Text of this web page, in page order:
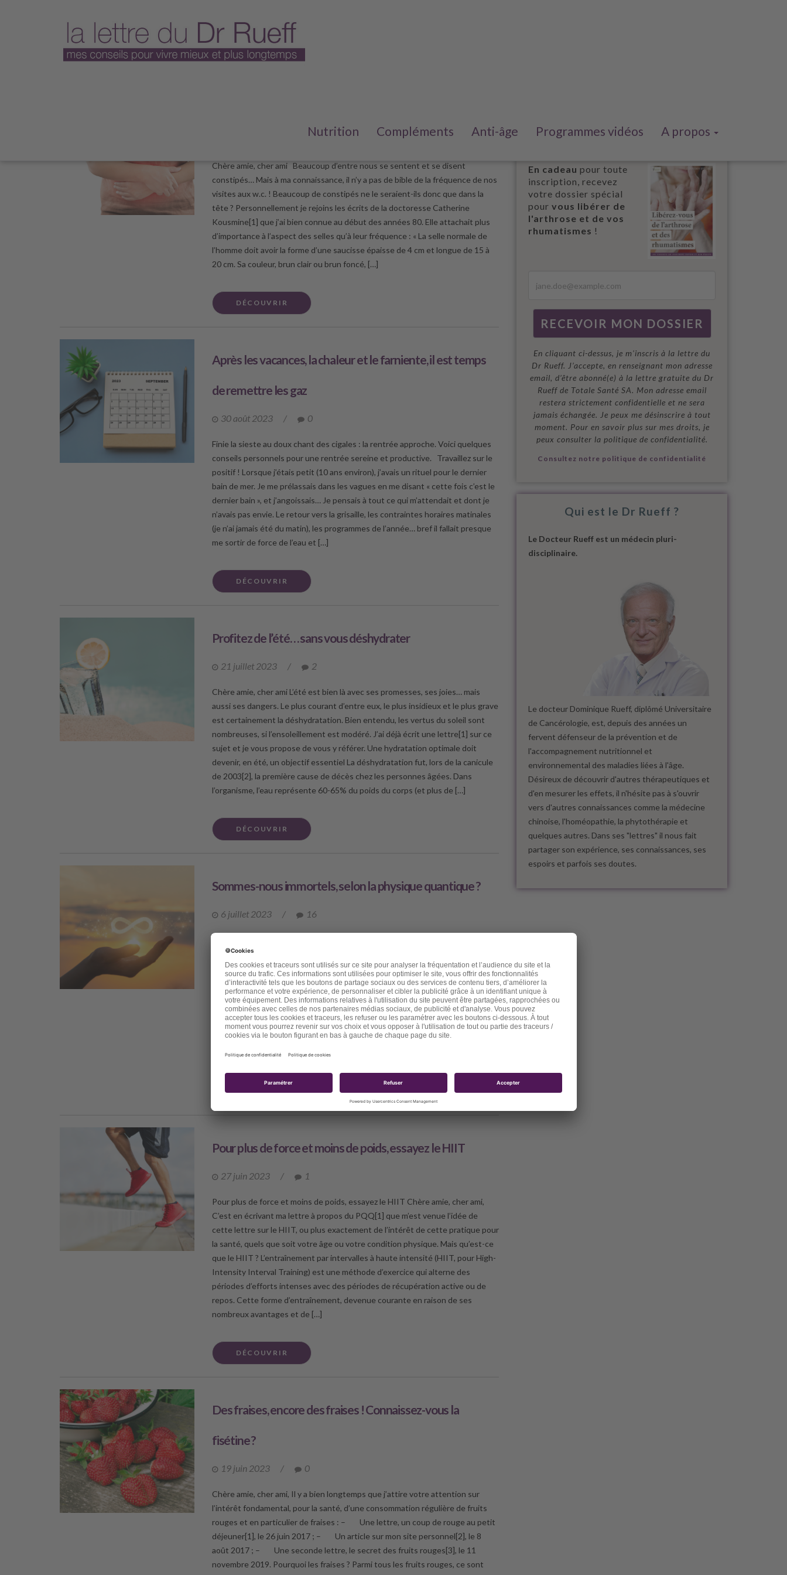
Nutrition Compléments Anti-âge Programmes vidéos A propos
6
Chère amie, cher ami Beaucoup d’entre nous se sentent et se disent
constipés… Mais à ma connaissance, il n’y a pas de bible de la fréquence de nos
visites aux w.c. ! Beaucoup de constipés ne le seraient-ils donc que dans la
tête ? Personnellement je rejoins les écrits de la doctoresse Catherine
Kousmine[1] que j’ai bien connue au début des années 80. Elle attachait plus
d’importance à l’aspect des selles qu’à leur fréquence : « La selle normale de
l’homme doit avoir la forme d’une saucisse épaisse de 4 cm et longue de 15 à
20 cm. Sa couleur, brun clair ou brun foncé, […]
DÉCOUVRIR
Après les vacances, la chaleur et le farniente, il est temps
de remettre les gaz
30 août 2023 / 0
Finie la sieste au doux chant des cigales : la rentrée approche. Voici quelques
conseils personnels pour une rentrée sereine et productive. Travaillez sur le
positif ! Lorsque j’étais petit (10 ans environ), j’avais un rituel pour le dernier
bain de mer. Je me prélassais dans les vagues en me disant « cette fois c’est le
dernier bain », et j’angoissais… Je pensais à tout ce qui m’attendait et dont je
n’avais pas envie. Le retour vers la grisaille, les contraintes horaires matinales
(je n’ai jamais été du matin), les programmes de l’année… bref il fallait presque
me sortir de force de l’eau et […]
DÉCOUVRIR
Profitez de l’été… sans vous déshydrater
21 juillet 2023 / 2
Chère amie, cher ami L’été est bien là avec ses promesses, ses joies… mais
aussi ses dangers. Le plus courant d’entre eux, le plus insidieux et le plus grave
est certainement la déshydratation. Bien entendu, les vertus du soleil sont
nombreuses, si l’ensoleillement est modéré. J’ai déjà écrit une lettre[1] sur ce
sujet et je vous propose de vous y référer. Une hydratation optimale doit
devenir, en été, un objectif essentiel La déshydratation fut, lors de la canicule
de 2003[2], la première cause de décès chez les personnes âgées. Dans
l’organisme, l’eau représente 60-65% du poids du corps (et plus de […]
DÉCOUVRIR
Sommes-nous immortels, selon la physique quantique ?
6 juillet 2023 / 16
pour mieux supporter l’été et surtout pour « moins vieillir en été ». Mais j’ai été
rattrapé par une actualité malheureuse qui m’a donné envie de partager avec
vous une publication à propos de notre possible immortalité quantique. Je
viens de perdre brutalement et soudainement une très chère et très proche
amie, et même plus que cela car nous travaillions parfois en binôme. Elle
s’appelait Christina, elle était psychanalyste et psychothérapeute. Mais ses
talents ne s’arrêtaient pas là : elle utilisait ses indubitables dons de
médiumnité afin de mieux aider […]
DÉCOUVRIR
Pour plus de force et moins de poids, essayez le HIIT
27 juin 2023 / 1
Pour plus de force et moins de poids, essayez le HIIT Chère amie, cher ami,
C’est en écrivant ma lettre à propos du PQQ[1] que m’est venue l’idée de
cette lettre sur le HIIT, ou plus exactement de l’intérêt de cette pratique pour
la santé, quels que soit votre âge ou votre condition physique. Mais qu’est-ce
que le HIIT ? L’entraînement par intervalles à haute intensité (HIIT, pour High-
Intensity Interval Training) est une méthode d’exercice qui alterne des
périodes d’efforts intenses avec des périodes de récupération active ou de
repos. Cette forme d’entraînement, devenue courante en raison de ses
nombreux avantages et de […]
DÉCOUVRIR
Des fraises, encore des fraises ! Connaissez-vous la
fisétine ?
19 juin 2023 / 0
Chère amie, cher ami, Il y a bien longtemps que j’attire votre attention sur
l’intérêt fondamental, pour la santé, d’une consommation régulière de fruits
rouges et en particulier de fraises : – Une lettre, un coup de rouge au petit
déjeuner[1], le 26 juin 2017 ; – Un article sur mon site personnel[2], le 8
août 2017 ; – Une seconde lettre, le secret des fruits rouges[3], le 11
novembre 2019. Pourquoi les fraises ? Parmi tous les fruits rouges, ce sont
En cadeau pour toute
inscription, recevez
votre dossier spécial
pour vous libérer de
l'arthrose et de vos
rhumatismes !
En cliquant ci-dessus, je m'inscris à la lettre du
Dr Rueff. J’accepte, en renseignant mon adresse
email, d’être abonné(e) à la lettre gratuite du Dr
Rueff de Totale Santé SA. Mon adresse email
restera strictement confidentielle et ne sera
jamais échangée. Je peux me désinscrire à tout
moment. Pour en savoir plus sur mes droits, je
peux consulter la politique de confidentialité.
Consultez notre politique de confidentialité
Qui est le Dr Rueff ?
Le Docteur Rueff est un médecin pluri-
disciplinaire.
Le docteur Dominique Rueff, diplômé Universitaire
de Cancérologie, est, depuis des années un
fervent défenseur de la prévention et de
l'accompagnement nutritionnel et
environnemental des maladies liées à l'âge.
Désireux de découvrir d'autres thérapeutiques et
d'en mesurer les effets, il n'hésite pas à s'ouvrir
vers d'autres connaissances comme la médecine
chinoise, l'homéopathie, la phytothérapie et
quelques autres. Dans ses "lettres" il nous fait
partager son expérience, ses connaissances, ses
espoirs et parfois ses doutes.